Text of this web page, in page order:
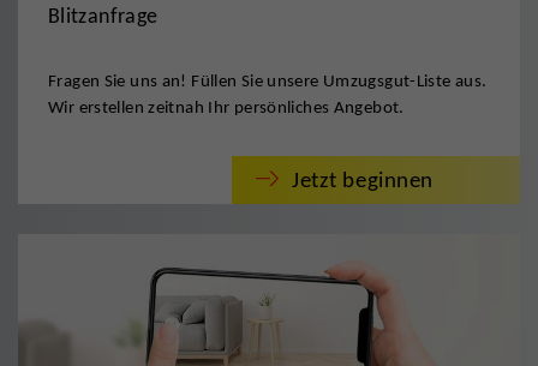
Blitzanfrage
Fragen Sie uns an! Füllen Sie unsere Umzugsgut-Liste aus.
Wir erstellen zeitnah Ihr persönliches Angebot.
Jetzt beginnen